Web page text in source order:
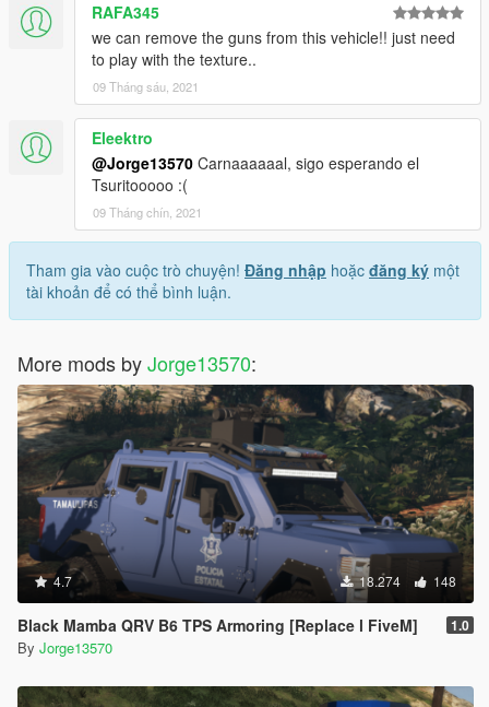
RAFA345
we can remove the guns from this vehicle!! just need
to play with the texture..
09 Tháng sáu, 2021
Eleektro
@Jorge13570 Carnaaaaaal, sigo esperando el
Tsuritooooo :(
09 Tháng chín, 2021
Tham gia vào cuộc trò chuyện! Đăng nhập hoặc đăng ký một
tài khoản để có thể bình luận.
More mods byJorge13570:
4.7 18.274 148
Black Mamba QRV B6 TPS Armoring [Replace l FiveM] 1.0
By Jorge13570